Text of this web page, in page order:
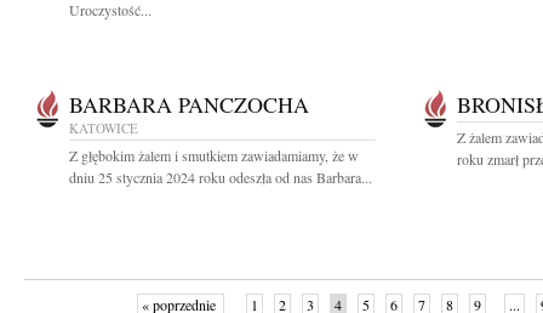
Uroczystość...
BARBARA PANCZOCHA
KATOWICE
Z głębokim żalem i smutkiem zawiadamiamy, że w
dniu 25 stycznia 2024 roku odeszła od nas Barbara...
Z żalem
roku zmarł
« poprzednie 1 2 3 4 5 6 7 8 9 ...